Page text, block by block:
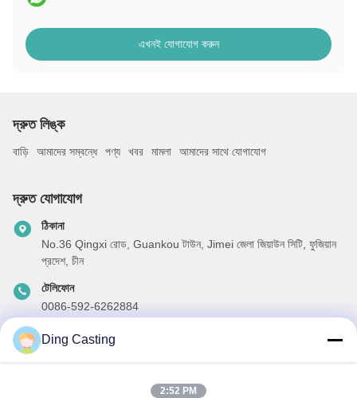
এখনই যোগাযোগ করুন
দ্রুত লিঙ্ক
বাড়ি আমাদের সম্বন্ধে পণ্য খবর মামলা আমাদের সাথে যোগাযোগ
দ্রুত যোগাযোগ
ঠিকানা
No.36 Qingxi রোড, Guankou টাউন, Jimei জেলা জিয়াউন সিটি, ফুজিয়ান
প্রদেশ, চীন
টেলিফোন
0086-592-6262884
ই-মেইল
Ding Casting
2:52 PM